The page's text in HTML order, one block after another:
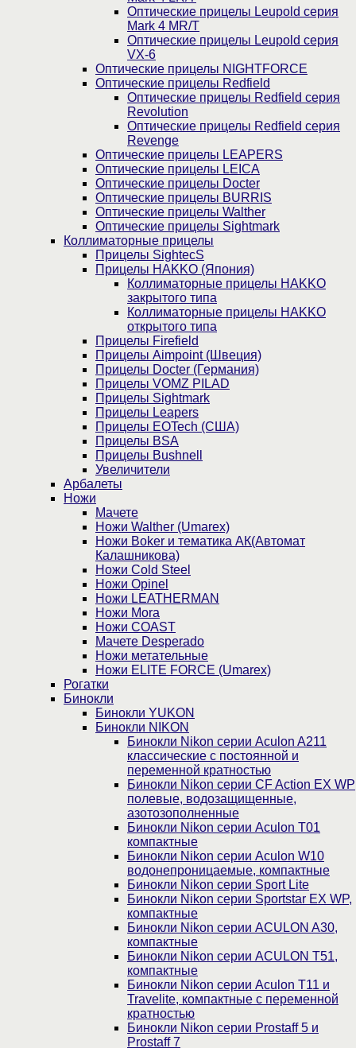
Оптические прицелы Leupold серия
Mark 4 MR/T
Оптические прицелы Leupold серия
VX-6
Оптические прицелы NIGHTFORCE
Оптические прицелы Redfield
Оптические прицелы Redfield серия
Revolution
Оптические прицелы Redfield серия
Revenge
Оптические прицелы LEAPERS
Оптические прицелы LEICA
Оптические прицелы Docter
Оптические прицелы BURRIS
Оптические прицелы Walther
Оптические прицелы Sightmark
Коллиматорные прицелы
Прицелы SightecS
Прицелы HAKKO (Япония)
Коллиматорные прицелы HAKKO
закрытого типа
Коллиматорные прицелы HAKKO
открытого типа
Прицелы Firefield
Прицелы Aimpoint (Швеция)
Прицелы Docter (Германия)
Прицелы VOMZ PILAD
Прицелы Sightmark
Прицелы Leapers
Прицелы EOTech (США)
Прицелы BSA
Прицелы Bushnell
Увеличители
Арбалеты
Ножи
Мачете
Ножи Walther (Umarex)
Ножи Boker и тематика АК(Автомат
Калашникова)
Ножи Cold Steel
Ножи Opinel
Ножи LEATHERMAN
Ножи Mora
Ножи COAST
Мачете Desperado
Ножи метательные
Ножи ELITE FORCE (Umarex)
Рогатки
Бинокли
Бинокли YUKON
Бинокли NIKON
Бинокли Nikon серии Aculon A211
классические с постоянной и
переменной кратностью
Бинокли Nikon серии СF Action EX WP
полевые, водозащищенные,
азотозополненные
Бинокли Nikon серии Aculon T01
компактные
Бинокли Nikon серии Aculon W10
водонепроницаемые, компактные
Бинокли Nikon серии Sport Lite
Бинокли Nikon серии Sportstar EX WP,
компактные
Бинокли Nikon серии ACULON A30,
компактные
Бинокли Nikon серии ACULON Т51,
компактные
Бинокли Nikon серии Aculon T11 и
Travelite, компактные с переменной
кратностью
Бинокли Nikon серии Prostaff 5 и
Prostaff 7